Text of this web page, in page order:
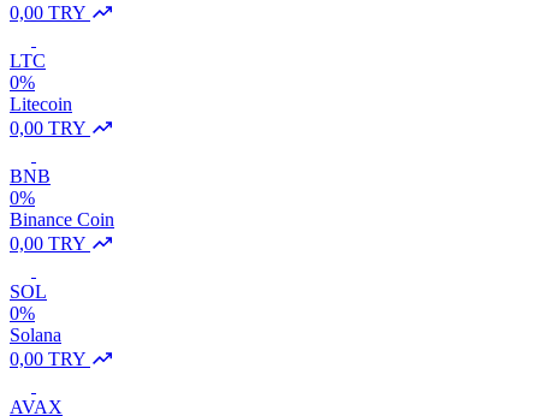
0,00 TRY
LTC
0%
Litecoin
0,00 TRY
BNB
0%
Binance Coin
0,00 TRY
SOL
0%
Solana
0,00 TRY
AVAX